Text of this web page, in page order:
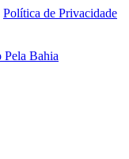
Política de Privacidade